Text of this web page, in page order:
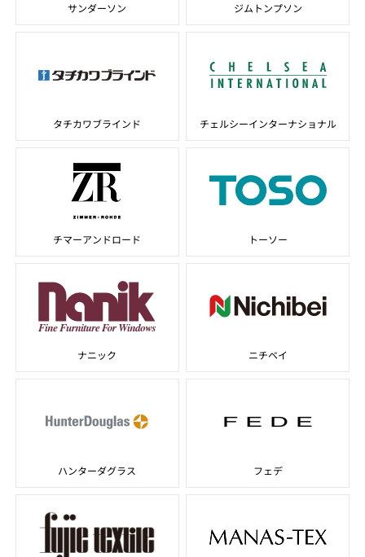
サンダーソン ジムトンプソン
タチカワブラインド チェルシーインターナショナル
チマーアンドロード トーソー
ナニック ニチベイ
ハンターダグラス フェデ